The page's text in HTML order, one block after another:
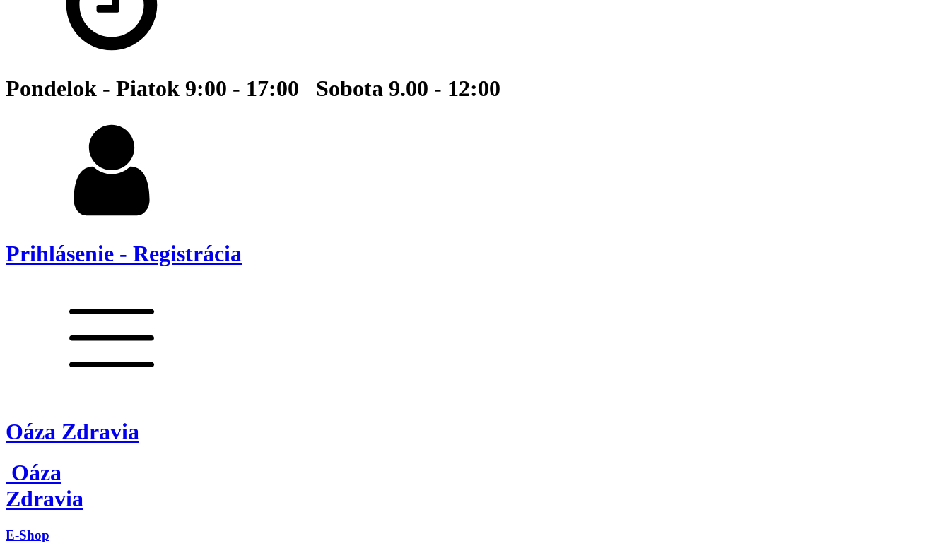
Pondelok - Piatok 9:00 - 17:00 Sobota 9.00 - 12:00
Prihlásenie - Registrácia
Oáza Zdravia
Oáza
Zdravia
E-Shop